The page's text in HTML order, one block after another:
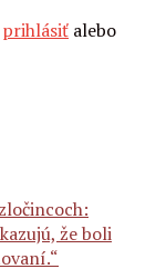
prihlásiť alebo